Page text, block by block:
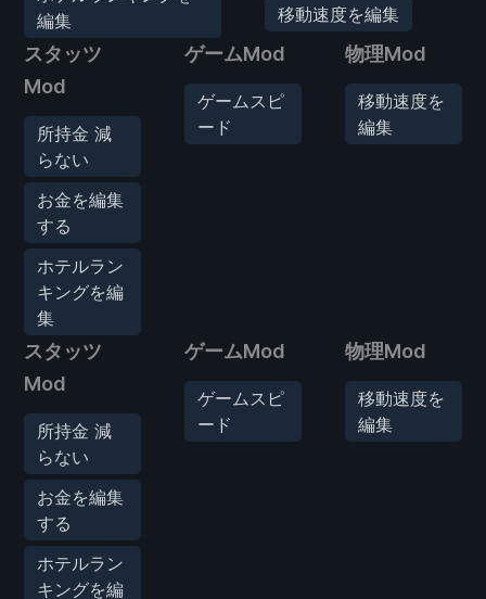
編集
移動速度を編集
スタッツ
Mod
所持金 減
らない
お金を編集
する
ホテルラン
キングを編
集
ゲームMod
ゲームスピ
ード
物理Mod
移動速度を
編集
スタッツ
Mod
所持金 減
らない
お金を編集
する
ホテルラン
キングを編
ゲームMod
ゲームスピ
ード
物理Mod
移動速度を
編集